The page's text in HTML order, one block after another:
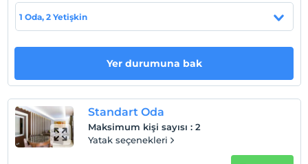
Evcil hayvan kabul edilmemektedir.
Sigara
Odalarda sigara içilmez
Çocuklar
2 yaşına kadar olan bebekler ücretsizdir.
Her bir oda için 3 yaşına kadar 1 çocuk ücretsizdir
Geçerli kart tipleri
1 Oda, 2 Yetişkin
Yer durumuna bak
Standart Oda
Maksimum kişi sayısı : 2
Yatak seçenekleri